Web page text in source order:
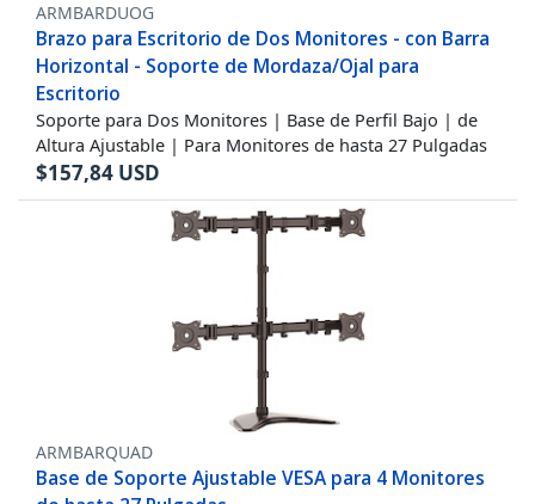
ARMBARDUOG
Brazo para Escritorio de Dos Monitores - con Barra
Horizontal - Soporte de Mordaza/Ojal para
Escritorio
Soporte para Dos Monitores | Base de Perfil Bajo | de
Altura Ajustable | Para Monitores de hasta 27 Pulgadas
$157,84 USD
ARMBARQUAD
Base de Soporte Ajustable VESA para 4 Monitores